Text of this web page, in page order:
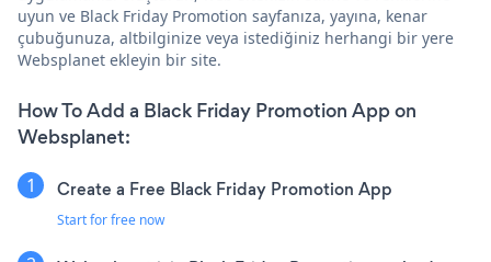
uyun ve Black Friday Promotion sayfanıza, yayına, kenar
çubuğunuza, altbilginize veya istediğiniz herhangi bir yere
Websplanet ekleyin bir site.
How To Add a Black Friday Promotion App on
Websplanet:
Create a Free Black Friday Promotion App
Start for free now